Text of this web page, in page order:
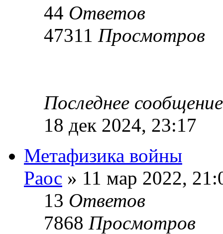
44 Ответов
47311 Просмотров
Последнее
18 дек 2024, 23:17
Метафизика войны
Раос » 11 мар 2022,
13 Ответов
7868 Просмотров